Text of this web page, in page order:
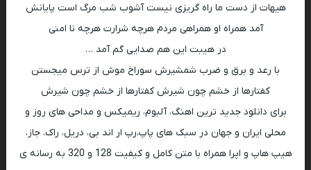
هیهات از دست ما راه گریزی نیست آشوب شب مرگ است پایانش
آمد همراه او همراهی مردم هرچه شرارت هرچه نا امنی
در هیبت این هم صدایی گم آمد …
با رعد و برق و ضرب شمشیرش سوراخ موش از ترس میجستن
کفتارها از خشم چون شیرش کفتارها از خشم چون شیرش
برای دانلود جدید ترین اهنگ، آلبوم، ریمیکس و مداحی های روز و
محلی ایران و جهان در سبک های پاپ،رپ ار اند بی، دریل، راک، جاز،
هیپ هاپ و اپرا همراه با متن کامل و کیفیت 128 و 320 به رسانه ی